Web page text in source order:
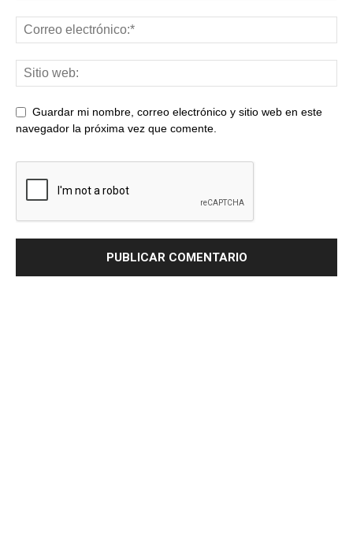
Guardar mi nombre, correo electrónico y sitio web en este
navegador la próxima vez que comente.